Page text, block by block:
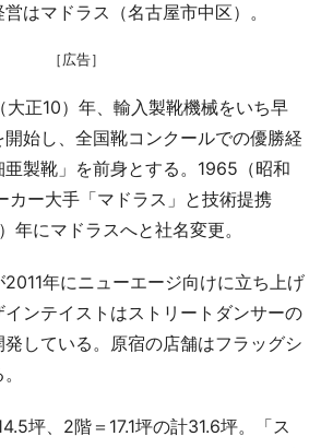
はマドラス（名古屋市中区）。
［広告］
正10）年、輸入製靴機械をいち早
開始し、全国靴コンクールでの優勝経
製靴」を前身とする。1965（昭和
カー大手「マドラス」と技術提携
年にマドラスへと社名変更。
年にニューエージ向けに立ち上げ
ンテイストはストリートダンサーの
している。原宿の店舗はフラッグシ
坪、2階＝17.1坪の計31.6坪。「ス